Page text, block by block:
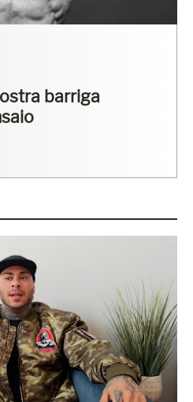
barriga